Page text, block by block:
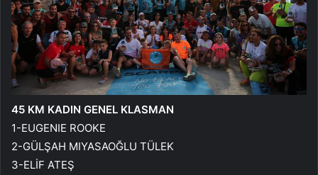
45 KM KADIN GENEL KLASMAN
1-EUGENIE ROOKE
2-GÜLŞAH MIYASAOĞLU TÜLEK
3-ELİF ATEŞ